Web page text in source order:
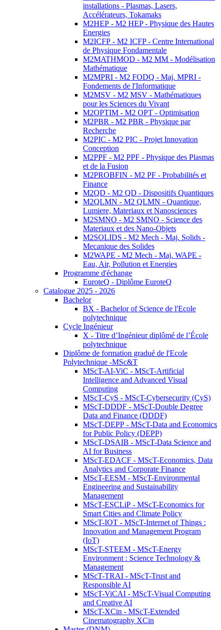
installations - Plasmas, Lasers,
Accélérateurs, Tokamaks
M2HEP - M2 HEP - Physique des Hautes
Energies
M2ICFP - M2 ICFP - Centre International
de Physique Fondamentale
M2MATHMOD - M2 MM - Modélisation
Mathématique
M2MPRI - M2 FODQ - Maj. MPRI -
Fondements de l'Informatique
M2MSV - M2 MSV - Mathématiques
pour les Sciences du Vivant
M2OPTIM - M2 OPT - Optimisation
M2PBR - M2 PBR - Physique par
Recherche
M2PIC - M2 PIC - Projet Innovation
Conception
M2PPF - M2 PPF - Physique des Plasmas
et de la Fusion
M2PROBFIN - M2 PF - Probabilités et
Finance
M2QD - M2 QD - Dispositifs Quantiques
M2QLMN - M2 QLMN - Quantique,
Lumiere, Materiaux et Nanosciences
M2SMNO - M2 SMNO - Science des
Materiaux et des Nano-Objets
M2SOLIDS - M2 Mech - Maj. Solids -
Mecanique des Solides
M2WAPE - M2 Mech - Maj. WAPE -
Eau, Air, Pollution et Energies
Programme d'échange
EuroteQ - Diplôme EuroteQ
Catalogue 2025 - 2026
Bachelor
BX - Bachelor of Science de l'Ecole
polytechnique
Cycle Ingénieur
X - Titre d’Ingénieur diplômé de l’École
polytechnique
Diplôme de formation gradué de l'Ecole
Polytechnique -MSc&T
MScT-AI-ViC - MScT-Artificial
Intelligence and Advanced Visual
Computing
MScT-CyS - MScT-Cybersecurity (CyS)
MScT-DDDF - MScT-Double Degree
Data and Finance (DDDF)
MScT-DEPP - MScT-Data and Economics
for Public Policy (DEPP)
MScT-DSAIB - MScT-Data Science and
AI for Business
MScT-EDACF - MScT-Economics, Data
Analytics and Corporate Finance
MScT-EESM - MScT-Environmental
Engineering and Sustainability
Management
MScT-ESCLiP - MScT-Economics for
Smart Cities and Climate Policy
MScT-IOT - MScT-Internet of Things :
Innovation and Management Program
(IoT)
MScT-STEEM - MScT-Energy
Environment : Science Technology &
Management
MScT-TRAI - MScT-Trust and
Responsible AI
MScT-ViCAI - MScT-Visual Computing
and Creative AI
MScT-XCin - MScT-Extended
Cinematography XCin